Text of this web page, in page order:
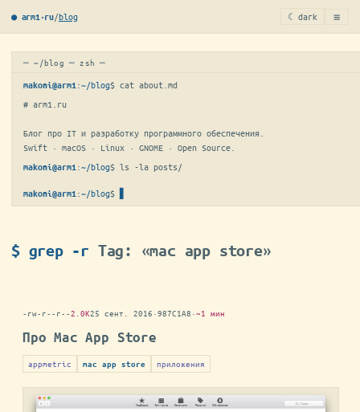
● arm1·ru/blog ☾ dark ≡
─ ~/blog ─ zsh ─
makoni@arm1 :~/blog$ cat about.md
# arm1.ru
Блог про IT и разработку программного обеспечения.
Swift · macOS · Linux · GNOME · Open Source.
makoni@arm1 :~/blog$ ls -la posts/
makoni@arm1 :~/blog$
$ grep -r Tag: «mac app store»
-rw-r--r--2.0K25 сент. 2016 ·987C1A8 ·~1 мин
Про Mac App Store
appmetric mac app store приложения